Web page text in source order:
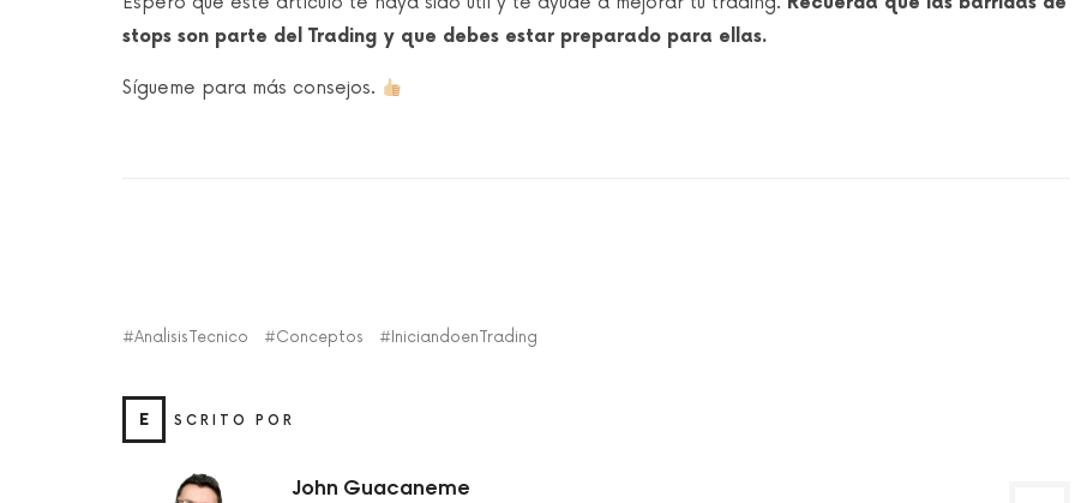
stops son parte del Trading y que debes estar preparado para ellas.
Sígueme para más consejos.
AnalisisTecnico Conceptos IniciandoenTrading
E SCRITO POR
John Guacaneme